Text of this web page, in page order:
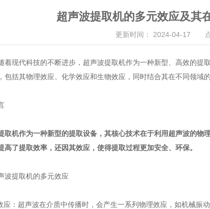
超声波提取机的多元效应及其
更新时间： 2024-04-17 点
现代科技的不断进步，超声波提取机作为一种新型、高效的提
包括其物理效应、化学效应和生物效应，同时结合其在不同领域
取机作为一种新型的提取设备，其核心技术在于利用超声波的物
高了提取效率，还因其效应，使得提取过程更加安全、环保。
提取机的多元效应
超声波在介质中传播时，会产生一系列物理效应，如机械振